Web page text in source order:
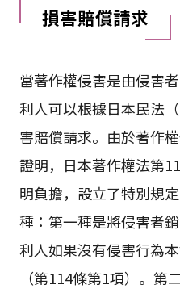
損害賠償請求
當著作權侵害是由侵害
利人可以根據日本民法
害賠償請求。由於著作
證明，日本著作權法第
明負擔，設立了特別規
種：第一種是將侵害者
利人如果沒有侵害行為
（第114條第1項）。第